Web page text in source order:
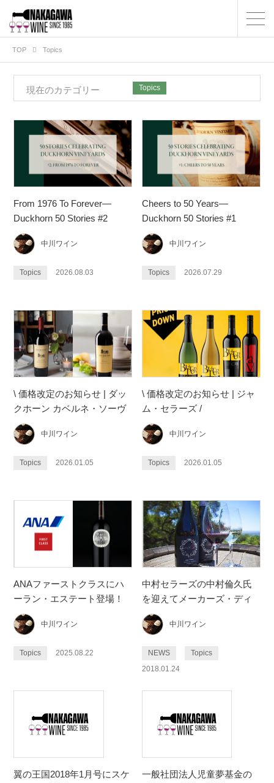
TOP Topics
現在のカテゴリー Topics
From 1976 To Forever—
Duckhorn 50 Stories #2
中川ワイン
Topics 2026.08.03
Cheers to 50 Years—
Duckhorn 50 Stories #1
中川ワイン
Topics 2026.07.29
\ 価格改定のお知らせ | ダッ
クホーン カベルネ・ソーヴ
ィニヨン2種 /
中川ワイン
Topics 2026.01.05
\ 価格改定のお知らせ | ジャ
ム・セラーズ /
中川ワイン
Topics 2026.01.05
ANAファーストクラスにハ
ーラン・エステート登場！
中川ワイン
Topics 2025.08.22
中村セラーズの中村倫久氏
を迎えてメーカーズ・ディ
ナーをグランドニッコー東
京台場で開催します
中川ワイン
NEWS
Topics
2018.01.24
翼の王国2018年1月号にスケ
一般社団法人児童夢基金の